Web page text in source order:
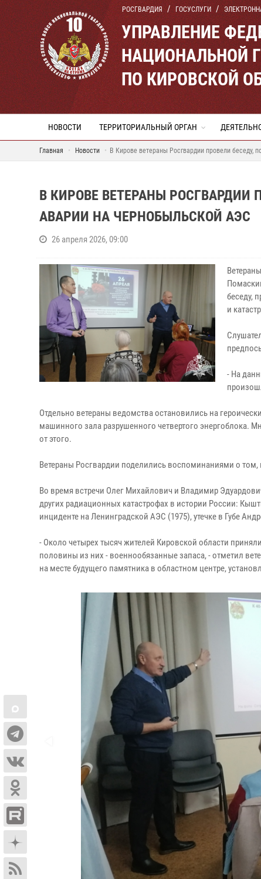
РОСГВАРДИЯ ГОСУСЛУГИ
УПРАВЛЕНИЕ
НАЦИОНАЛЬНОЙ
ПО КИРОВСКОЙ
НОВОСТИ ТЕРРИТОРИАЛЬНЫЙ ОРГАН
Главная Новости В Кирове ветераны Росгвардии провели
В КИРОВЕ ВЕТЕРАНЫ
АВАРИИ НА ЧЕРНОБЫЛЬСКОЙ АЭС
26 апреля 2026, 09:00
беседу,
и
- На
Отдельно ветераны ведомства остановились на
машинного зала разрушенного четвертого энергоблока.
от этого.
Ветераны Росгвардии поделились воспоминаниями о том,
Во время встречи Олег Михайлович и Владимир
других радиационных катастрофах в истории России:
инциденте на Ленинградской АЭС (1975), утечке в Губе
- Около четырех тысяч жителей Кировской области
половины из них - военнообязанные запаса, - отметил
на месте будущего памятника в областном центре,